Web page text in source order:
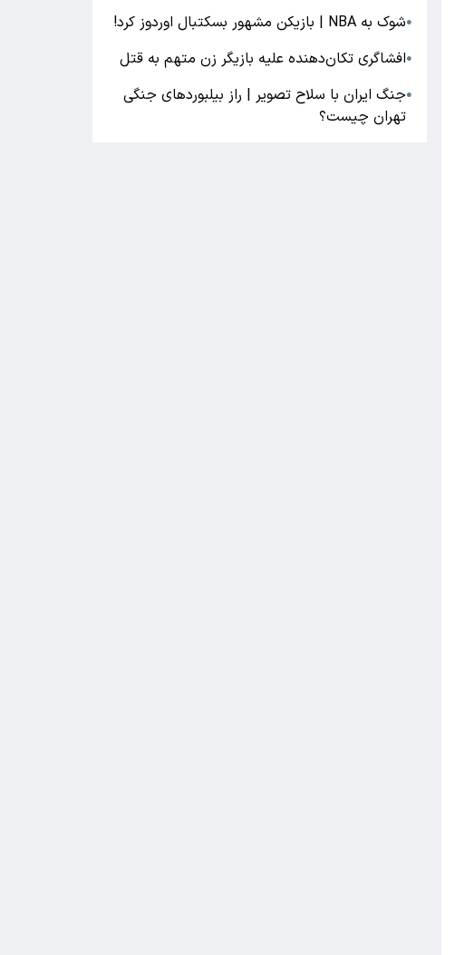
●شوک به NBA | بازیکن مشهور بسکتبال اوردوز کرد!
●افشاگری‌ تکان‌دهنده علیه بازیگر زن متهم به قتل
●جنگ ایران با سلاح تصویر | راز بیلبوردهای جنگی
تهران چیست؟